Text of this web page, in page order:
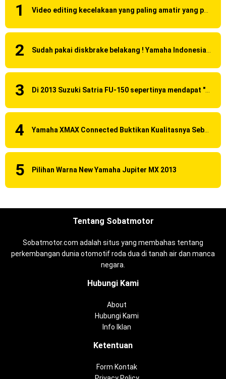
Video editing kecelakaan yang paling amatir yang pernah ane liat!
Sudah pakai diskbrake belakang ! Yamaha Indonesia Resmi perkenalkan Aerox Alpha 155 Turbo !
Di 2013 Suzuki Satria FU-150 sepertinya mendapat "revisi" pada headlamp
Yamaha XMAX Connected Buktikan Kualitasnya Sebagai Skutik Terbaik di Level Tertinggi
Pilihan Warna New Yamaha Jupiter MX 2013
Tentang Sobatmotor
Sobatmotor.com adalah situs yang membahas tentang
perkembangan dunia otomotif roda dua di tanah air dan manca
negara.
Hubungi Kami
About
Hubungi Kami
Info Iklan
Ketentuan
Form Kontak